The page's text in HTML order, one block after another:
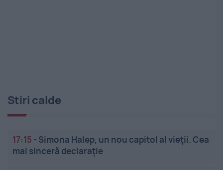
Stiri calde
17:15 - Simona Halep, un nou capitol al vieții. Cea
mai sinceră declarație